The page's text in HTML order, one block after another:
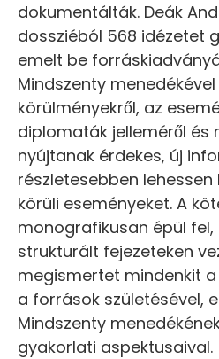
dokumentálták. Deák
dossziéból 568 idézetet
emelt be
Mindszenty
körülményekről, az
diplomaták jelleméről és
nyújtanak érdekes, új
részletesebben
körüli eseményeket. A
monografikusan épül fel,
strukturált fejezeteken
megismertet mindenkit
a források születésével,
Mindszenty
gyakorlati aspektusaival.